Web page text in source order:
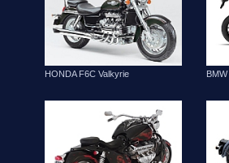
HONDA F6C Valkyrie